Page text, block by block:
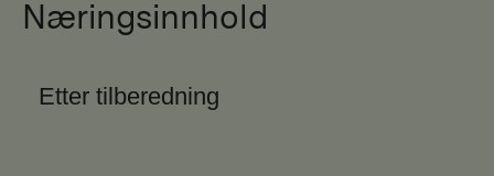
Næringsinnhold
Etter tilberedning